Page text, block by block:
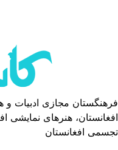
مجازی ادبیات و
هنرهای نمایشی
افغانستان